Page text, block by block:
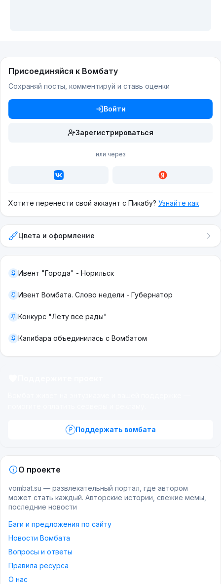
Присоединяйся к Вомбату
Сохраняй посты, комментируй и ставь оценки
Войти
Зарегистрироваться
или через
Хотите перенести свой аккаунт с Пикабу? Узнайте как
Цвета и оформление
Ивент "Города" - Норильск
Ивент Вомбата. Слово недели - Губернатор
Конкурс "Лету все рады"
Капибара объединилась с Вомбатом
Поддержать вомбата
О проекте
vombat.su — развлекательный портал, где автором
может стать каждый. Авторские истории, свежие мемы,
последние новости
Баги и предложения по сайту
Новости Вомбата
Вопросы и ответы
Правила ресурса
О нас